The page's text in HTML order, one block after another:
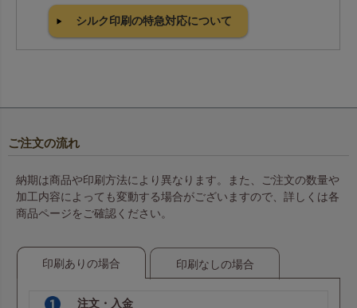
シルク印刷の特急対応について
ご注文の流れ
納期は商品や印刷方法により異なります。また、ご注文の数量や
加工内容によっても変動する場合がございますので、詳しくは各
商品ページをご確認ください。
印刷ありの場合 印刷なしの場合
注文・入金